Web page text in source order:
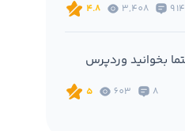
9
3,408
4.8
بخوانید وردپرس
8
603
5